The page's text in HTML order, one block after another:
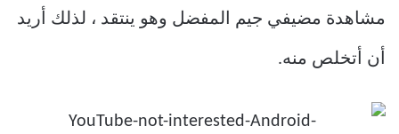
مشاهدة مضيفي جيم المفضل وهو ينتقد ، لذلك أريد
أن أتخلص منه.